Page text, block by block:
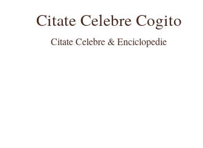
Citate Celebre Cogito
Citate Celebre & Enciclopedie